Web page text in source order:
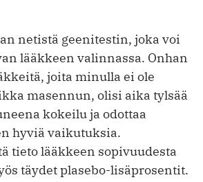
netistä geenitestin, joka voi
lääkkeen valinnassa. Onhan
joita minulla ei ole
masennun, olisi aika tylsää
kokeilu ja odottaa
hyviä vaikutuksia.
tieto lääkkeen sopivuudesta
täydet plasebo-lisäprosentit.